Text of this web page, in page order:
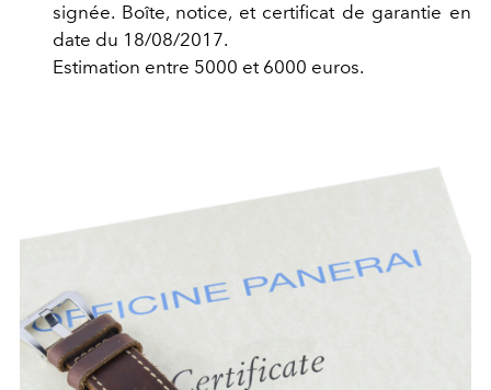
signée. Boîte, notice, et certificat de garantie en
date du 18/08/2017.
Estimation entre 5000 et 6000 euros.